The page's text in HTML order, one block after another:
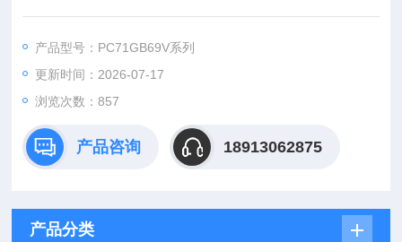
生的热量熔断熔体，使电路断开，从而起到保护的作用。以本身
保险丝 法国罗兰 全新现货
产品型号：PC71GB69V系列
更新时间：2026-07-17
浏览次数：857
产品咨询 18913062875
产品分类